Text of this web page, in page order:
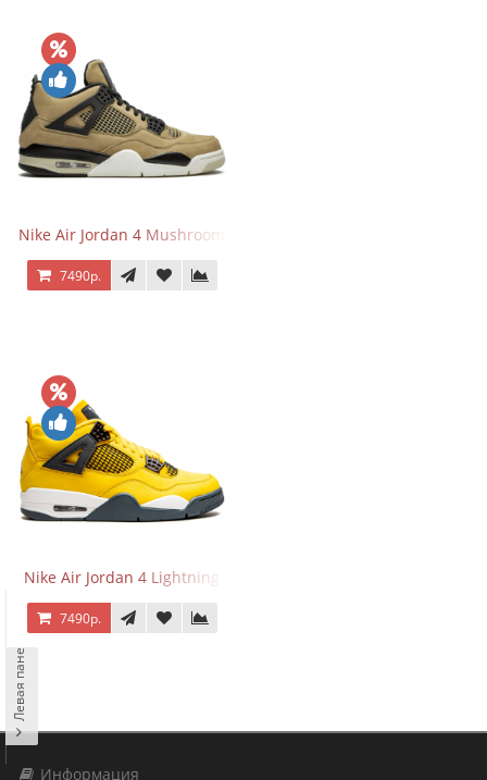
Nike Air Jordan 4 Mushroom
7490р.
Nike Air Jordan 4 Lightning
7490р.
Информация
Левая панель